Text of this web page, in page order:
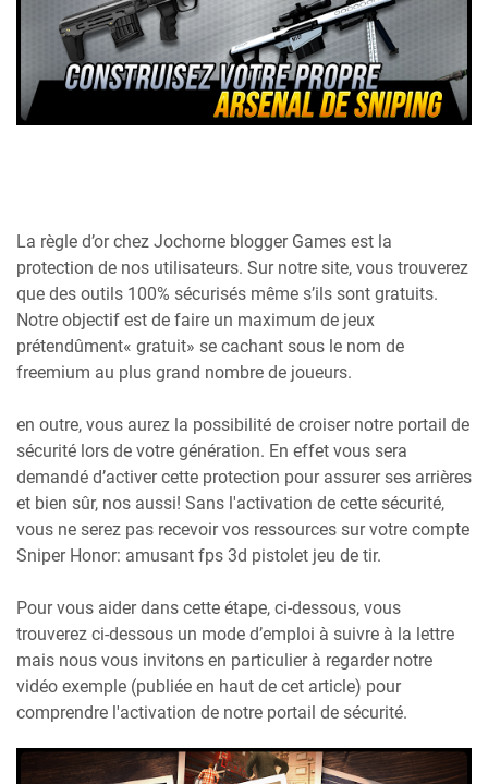
La règle d’or chez Jochorne blogger Games est la
protection de nos utilisateurs. Sur notre site, vous trouverez
que des outils 100% sécurisés même s’ils sont gratuits.
Notre objectif est de faire un maximum de jeux
prétendûment« gratuit» se cachant sous le nom de
freemium au plus grand nombre de joueurs.
en outre, vous aurez la possibilité de croiser notre portail de
sécurité lors de votre génération. En effet vous sera
demandé d’activer cette protection pour assurer ses arrières
et bien sûr, nos aussi! Sans l'activation de cette sécurité,
vous ne serez pas recevoir vos ressources sur votre compte
Sniper Honor: amusant fps 3d pistolet jeu de tir.
Pour vous aider dans cette étape, ci-dessous, vous
trouverez ci-dessous un mode d’emploi à suivre à la lettre
mais nous vous invitons en particulier à regarder notre
vidéo exemple (publiée en haut de cet article) pour
comprendre l'activation de notre portail de sécurité.